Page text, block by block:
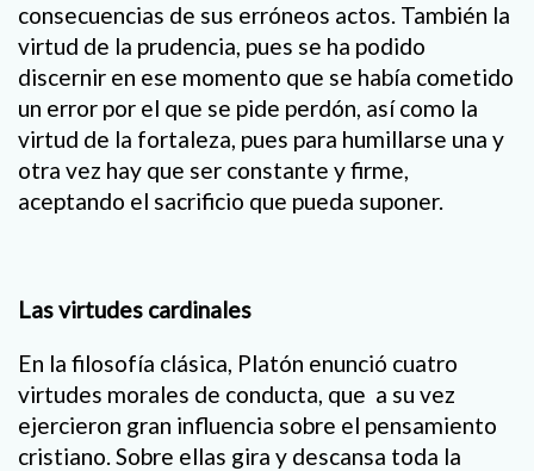
consecuencias de sus erróneos actos. También la
virtud de la prudencia, pues se ha podido
discernir en ese momento que se había cometido
un error por el que se pide perdón, así como la
virtud de la fortaleza, pues para humillarse una y
otra vez hay que ser constante y firme,
aceptando el sacrificio que pueda suponer.
Las virtudes cardinales
En la filosofía clásica, Platón enunció cuatro
virtudes morales de conducta, que a su vez
ejercieron gran influencia sobre el pensamiento
cristiano. Sobre ellas gira y descansa toda la